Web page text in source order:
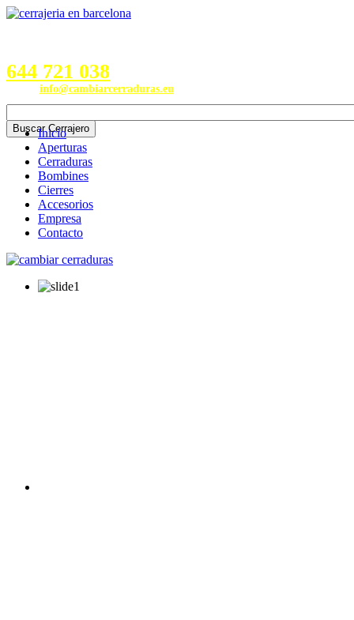
644 721 038
info@cambiarcerraduras.eu
Inicio
Aperturas
Cerraduras
Bombines
Cierres
Accesorios
Empresa
Contacto